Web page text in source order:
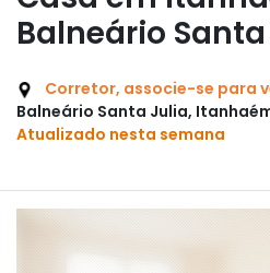
Balneário
Corretor, associe-se para
Balneário Santa Julia, Itanhaém,
Atualizado nesta semana